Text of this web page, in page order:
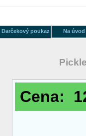
Na úvod
Darčekový poukaz
Cena: